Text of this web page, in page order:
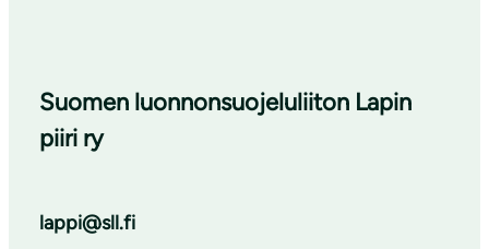
Suomen luonnonsuojeluliiton Lapin
piiri ry
lappi@sll.fi